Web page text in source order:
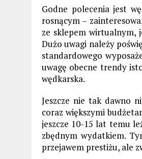
Godne polecenia jest
rosnącym –
ze sklepem wirtualnym,
Dużo uwagi należy
standardowego
uwagę obecne trendy
wędkarska.
Jeszcze nie tak dawno
coraz większymi
jeszcze 10-15 lat temu
zbędnym wydatkiem.
przejawem prestiżu, ale